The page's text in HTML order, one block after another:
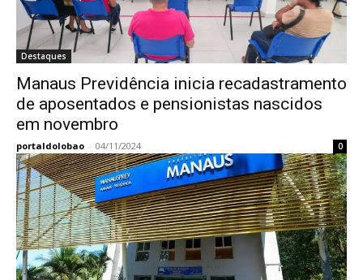
Destaques
Manaus Previdência inicia recadastramento
de aposentados e pensionistas nascidos
em novembro
portaldolobao - 04/11/2024 0